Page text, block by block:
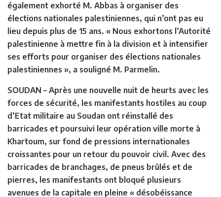
également exhorté M. Abbas à organiser des
élections nationales palestiniennes, qui n’ont pas eu
lieu depuis plus de 15 ans. « Nous exhortons l’Autorité
palestinienne à mettre fin à la division et à intensifier
ses efforts pour organiser des élections nationales
palestiniennes », a souligné M. Parmelin.
SOUDAN – Après une nouvelle nuit de heurts avec les
forces de sécurité, les manifestants hostiles au coup
d’Etat militaire au Soudan ont réinstallé des
barricades et poursuivi leur opération ville morte à
Khartoum, sur fond de pressions internationales
croissantes pour un retour du pouvoir civil. Avec des
barricades de branchages, de pneus brûlés et de
pierres, les manifestants ont bloqué plusieurs
avenues de la capitale en pleine « désobéissance